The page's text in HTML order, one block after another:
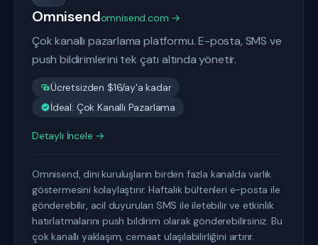
Omnisendomnisend.com →
Çok kanallı pazarlama platformu. E-posta, SMS ve
push bildirimlerini tek çatı altında yönetir.
Ücretsizden $16/ay'a kadar
İdeal: Çok Kanallı Pazarlama
Detaylı İncele →
Omnisend, dini kuruluşların birden fazla kanalda varlık
göstermesini kolaylaştırır. Haftalık bültenleri e-posta ile
gönderebilir, acil duyuruları SMS ile iletebilir ve etkinlik
hatırlatmalarını push bildirim olarak gönderebilirsiniz. Bu
çok kanallı yaklaşım, cemaat ulaşılabilirliğini artırır.